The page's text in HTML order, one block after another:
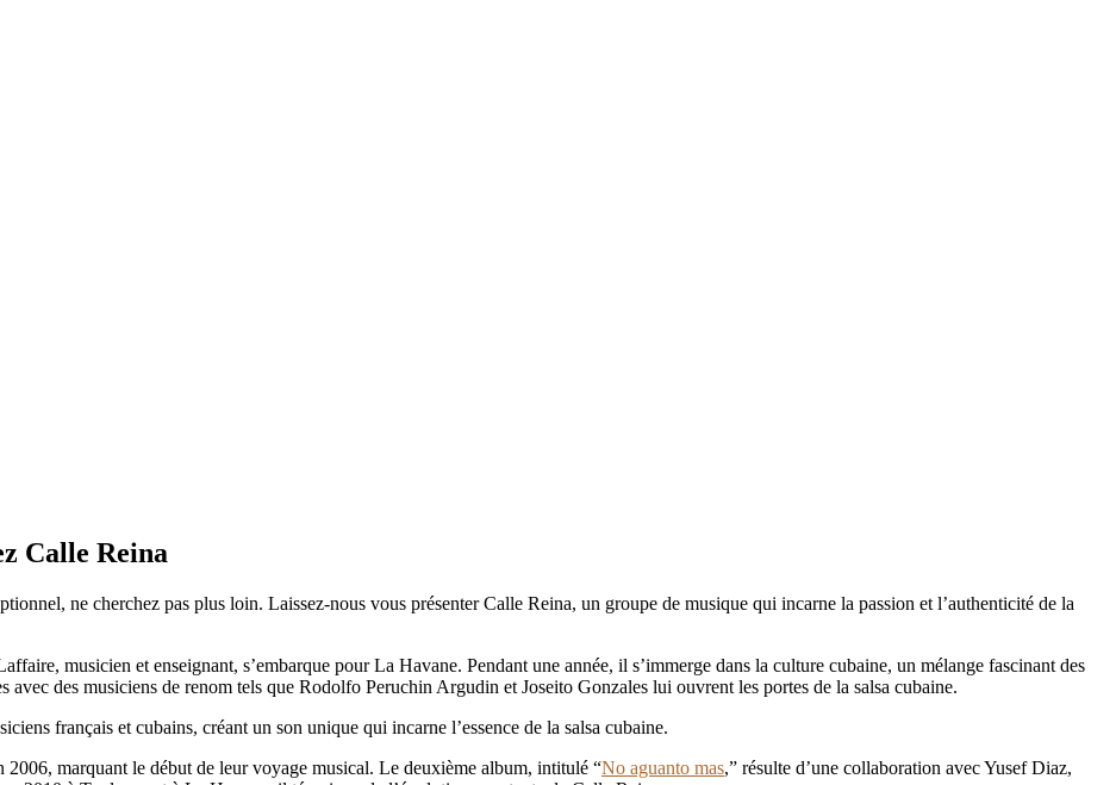
Calle Reina
ne cherchez pas plus loin. Laissez-nous vous présenter Calle Reina, un groupe de musique qui incarne la passion et l’authenticité de la
musicien et enseignant, s’embarque pour La Havane. Pendant une année, il s’immerge dans la culture cubaine, un mélange fascinant des
avec des musiciens de renom tels que Rodolfo Peruchin Argudin et Joseito Gonzales lui ouvrent les portes de la salsa cubaine.
français et cubains, créant un son unique qui incarne l’essence de la salsa cubaine.
2006, marquant le début de leur voyage musical. Le deuxième album, intitulé “No aguanto mas,” résulte d’une collaboration avec Yusef Diaz,